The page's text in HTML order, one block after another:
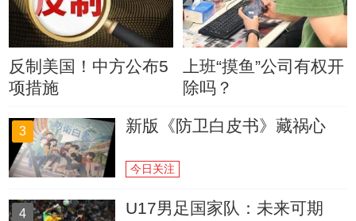
反制美国！中方公布5
项措施
上班“摸鱼”公司有权开
除吗？
3 新版《防卫白皮书》藏祸心
今日关注
4 U17男足国家队：未来可期